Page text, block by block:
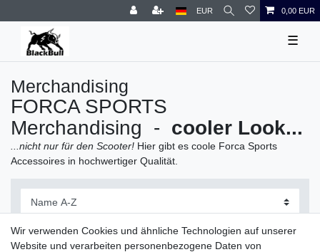
EUR 0,00 EUR
☰
Merchandising
FORCA SPORTS
Merchandising - cooler Look...
...nicht nur für den Scooter! Hier gibt es coole Forca Sports
Accessoires in hochwertiger Qualität.
Wir verwenden Cookies und ähnliche Technologien auf unserer
Website und verarbeiten personenbezogene Daten von